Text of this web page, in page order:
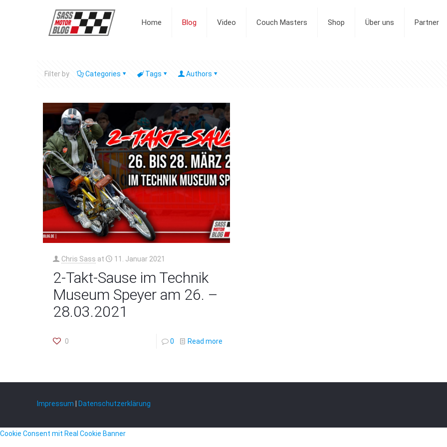
Home Blog Video Couch Masters Shop Über uns Partner
Filter by Categories Tags Authors
Chris Sass at 11. Januar 2021
2-Takt-Sause im Technik
Museum Speyer am 26. –
28.03.2021
0 0 Read more
Impressum Datenschutzerklärung
Cookie Consent mit Real Cookie Banner